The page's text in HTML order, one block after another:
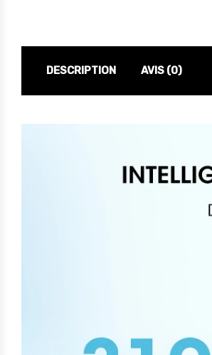
DESCRIPTION AVIS (0)